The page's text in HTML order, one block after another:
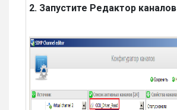
2. Запустите Редактор каналов